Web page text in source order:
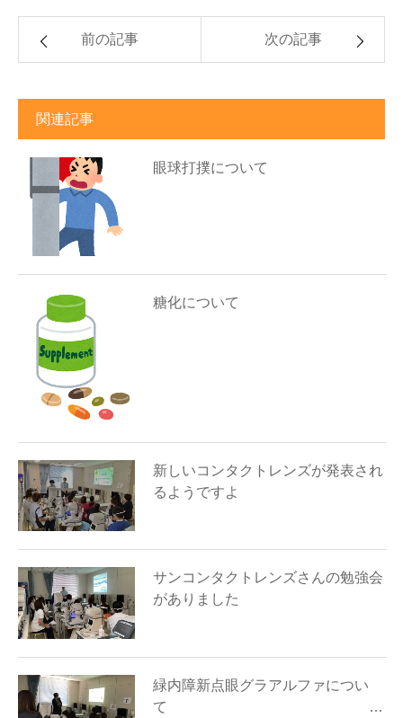
前の記事 次の記事
関連記事
眼球打撲について
糖化について
新しいコンタクトレンズが発表され
るようですよ
サンコンタクトレンズさんの勉強会
がありました
緑内障新点眼グラアルファについ
て …